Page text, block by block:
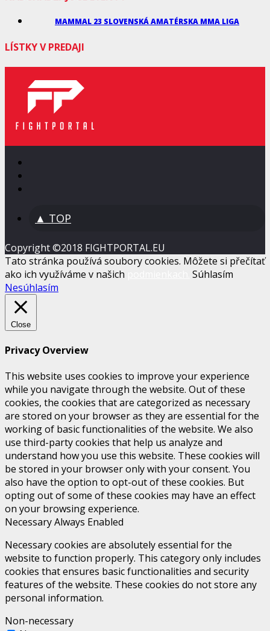
MAMMAL 23 SLOVENSKÁ AMATÉRSKA MMA LIGA
LÍSTKY V PREDAJI
▲ TOP
Copyright ©2018 FIGHTPORTAL.EU
Tato stránka používá soubory cookies. Môžete si přečítať
ako ich využíváme v našich
Súhlasím
Nesúhlasím
Close
Privacy Overview
This website uses cookies to improve your experience
while you navigate through the website. Out of these
cookies, the cookies that are categorized as necessary
are stored on your browser as they are essential for the
working of basic functionalities of the website. We also
use third-party cookies that help us analyze and
understand how you use this website. These cookies will
be stored in your browser only with your consent. You
also have the option to opt-out of these cookies. But
opting out of some of these cookies may have an effect
on your browsing experience.
NecessaryAlways Enabled
Necessary cookies are absolutely essential for the
website to function properly. This category only includes
cookies that ensures basic functionalities and security
features of the website. These cookies do not store any
personal information.
Non-necessary